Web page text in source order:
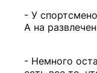
- У
А на
- Немного